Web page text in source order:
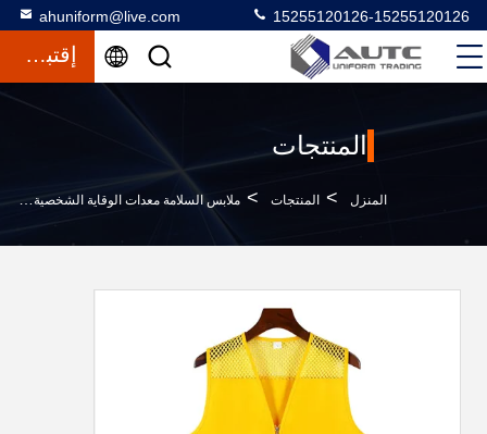
ahuniform@live.com 15255120126-15255120126
إقتباس
المنتجات
المنزل > المنتجات > ملابس السلامة معدات الوقاية الشخصية >